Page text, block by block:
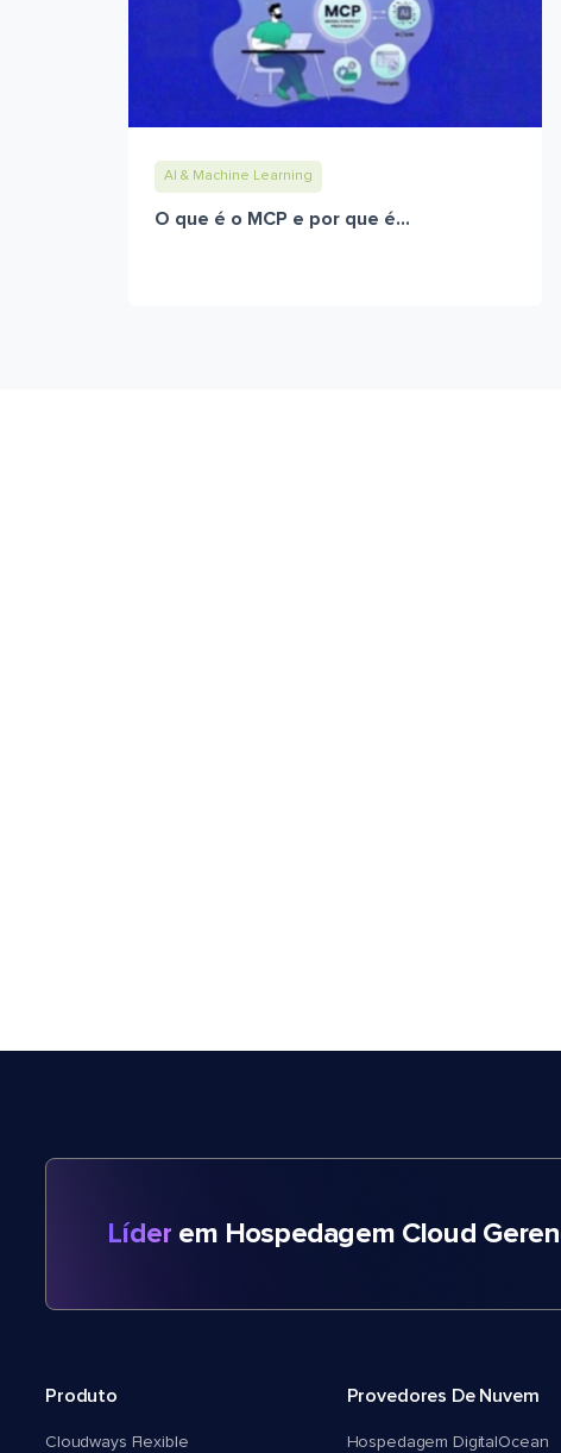
AI & Machine Learning
O que é o MCP e por que é...
Líder em Hospedagem Cloud
Produto
Cloudways Flexible
Provedores De Nuvem
Hospedagem DigitalOcean